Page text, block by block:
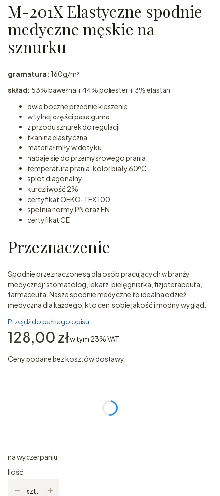
M-201X Elastyczne spodnie
medyczne męskie na
sznurku
gramatura: 160g/m²
skład: 53% bawełna + 44% poliester + 3% elastan
dwie boczne przednie kieszenie
w tylnej części pasa guma
z przodu sznurek do regulacji
tkanina elastyczna
materiał miły w dotyku
nadaje się do przemysłowego prania
temperatura prania: kolor biały 60ºC,
splot diagonalny
kurczliwość 2%
certyfikat OEKO-TEX 100
spełnia normy PN oraz EN
certyfikat CE
Przeznaczenie
Spodnie przeznaczone są dla osób pracujących w branży
medycznej: stomatolog, lekarz, pielęgniarka, fizjoterapeuta,
farmaceuta. Nasze spodnie medyczne to idealna odzież
medyczna dla każdego, kto ceni sobie jakość i modny wygląd.
Przejdź do pełnego opisu
Cena
128,00 złw tym 23% VAT
w tym 23%VAT
Ceny podane bez kosztów dostawy.
na wyczerpaniu
Ilość
szt.